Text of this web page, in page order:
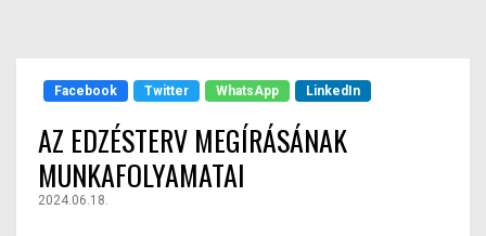
Facebook Twitter WhatsApp LinkedIn
AZ EDZÉSTERV MEGÍRÁSÁNAK
MUNKAFOLYAMATAI
2024.06.18.